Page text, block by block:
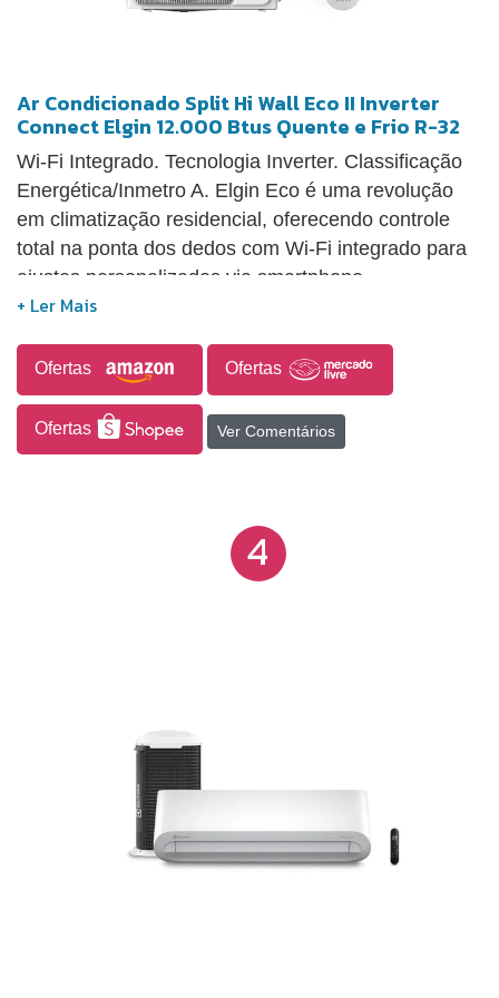
Ar Condicionado Split Hi Wall Eco II Inverter
Connect Elgin 12.000 Btus Quente e Frio R-32
Wi-Fi Integrado. Tecnologia Inverter. Classificação
Energética/Inmetro A. Elgin Eco é uma revolução
em climatização residencial, oferecendo controle
total na ponta dos dedos com Wi-Fi integrado para
ajustes personalizados via smartphone.
Destacando-se pela inovação e praticidade, este ar-
garantia de 3 anos para instalações por parceiros
credenciados Elgin e 10 anos no compressor a
partir de 01/01/2022 garantem durabilidade e
desempenho excepcionais. Com Classificação A no
vida útil, usando o gás ecológico R32 para respeitar
o meio ambiente. Garantia na Medida Certa: 3 anos
ambiental, sem agredir a camada de ozônio e baixo
potencial de aquecimento global.Display Invisível:
Indicação de temperatura que se acende ao ligar e
pode ser desligado para um ambiente tranquilo
durante a noite.Controle Remoto Iluminado: Design
Ofertas Ofertas
Ofertas Ver Comentários
4